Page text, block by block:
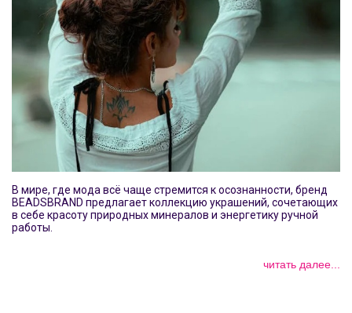
В мире, где мода всё чаще стремится к осознанности, бренд
BEADSBRAND предлагает коллекцию украшений, сочетающих
в себе красоту природных минералов и энергетику ручной
работы.
читать далее...